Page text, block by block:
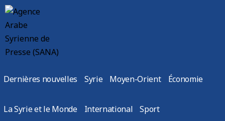
Dernières nouvelles Syrie Moyen-Orient Économie
La Syrie et le Monde International Sport